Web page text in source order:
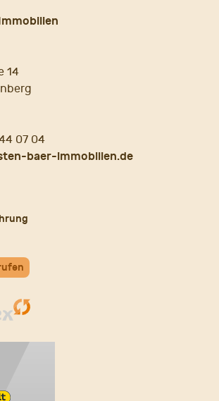
14
07 04
baer-immobilien.de